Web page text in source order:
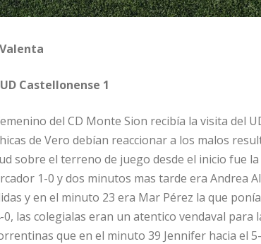
Castellonense 1
del CD Monte Sion recibía la visita del
de Vero debían reaccionar a los malos
sobre el terreno de juego desde el inicio fue
1-0 y dos minutos mas tarde era Andrea
y en el minuto 23 era Mar Pérez la que
las colegialas eran un atentico vendaval
que en el minuto 39 Jennifer hacia el